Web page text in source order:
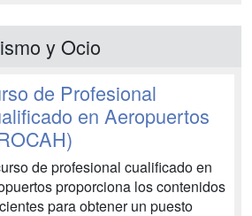
y Ocio
de Profesional
en Aeropuertos
de profesional cualificado en
proporciona los contenidos
para obtener un puesto